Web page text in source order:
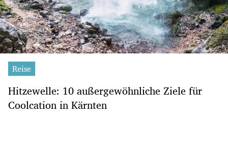
Reise
Hitzewelle: 10 außergewöhnliche Ziele für
Coolcation in Kärnten